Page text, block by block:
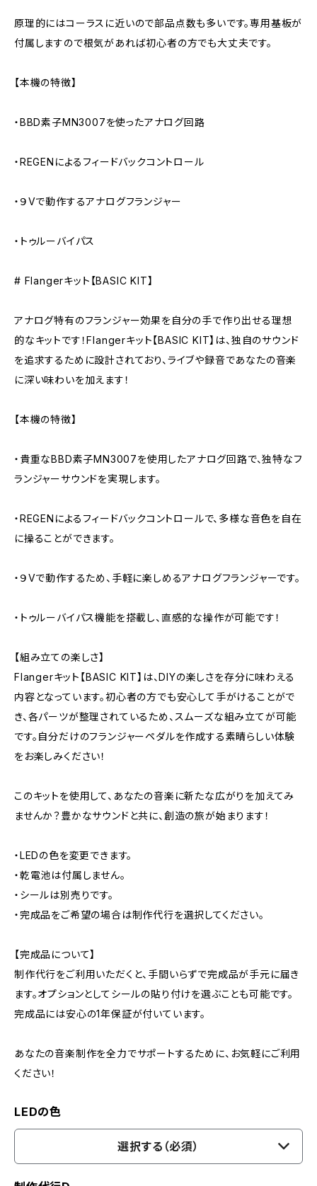
原理的にはコーラスに近いので部品点数も多いです。専用基板が
付属しますので根気があれば初心者の方でも大丈夫です。
【本機の特徴】
・BBD素子MN3007を使ったアナログ回路
・REGENによるフィードバックコントロール
・９Vで動作するアナログフランジャー
・トゥルーバイパス
# Flangerキット【BASIC KIT】
アナログ特有のフランジャー効果を自分の手で作り出せる理想
的なキットです！Flangerキット【BASIC KIT】は、独自のサウンド
を追求するために設計されており、ライブや録音であなたの音楽
に深い味わいを加えます！
【本機の特徴】
・貴重なBBD素子MN3007を使用したアナログ回路で、独特なフ
ランジャーサウンドを実現します。
・REGENによるフィードバックコントロールで、多様な音色を自在
に操ることができます。
・９Vで動作するため、手軽に楽しめるアナログフランジャーです。
・トゥルーバイパス機能を搭載し、直感的な操作が可能です！
【組み立ての楽しさ】
Flangerキット【BASIC KIT】は、DIYの楽しさを存分に味わえる
内容となっています。初心者の方でも安心して手がけることがで
き、各パーツが整理されているため、スムーズな組み立てが可能
です。自分だけのフランジャーペダルを作成する素晴らしい体験
をお楽しみください！
このキットを使用して、あなたの音楽に新たな広がりを加えてみ
ませんか？豊かなサウンドと共に、創造の旅が始まります！
・LEDの色を変更できます。
・乾電池は付属しません。
・シールは別売りです。
・完成品をご希望の場合は制作代行を選択してください。
【完成品について】
制作代行をご利用いただくと、手間いらずで完成品が手元に届き
ます。オプションとしてシールの貼り付けを選ぶことも可能です。
完成品には安心の1年保証が付いています。
あなたの音楽制作を全力でサポートするために、お気軽にご利用
ください！
LEDの色
選択する（必須）